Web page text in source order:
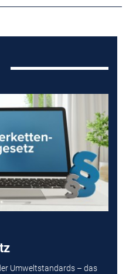
Umweltstandards – das